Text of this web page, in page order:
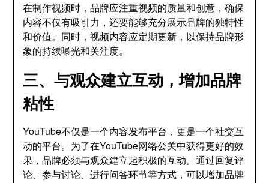
在制作视频时，品牌应注重视频的质量和创意，确保
内容不仅有吸引力，还要能够充分展示品牌的独特性
和价值。同时，视频内容应定期更新，以保持品牌形
象的持续曝光和关注度。
三、与观众建立互动，增加品牌
粘性
YouTube不仅是一个内容发布平台，更是一个社交互
动的平台。为了在YouTube网络公关中获得更好的效
果，品牌必须与观众建立起积极的互动。通过回复评
论、参与讨论、进行问答环节等方式，可以增加品牌